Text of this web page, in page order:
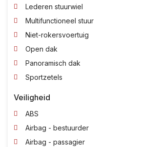
Lederen stuurwiel
Multifunctioneel stuur
Niet-rokersvoertuig
Open dak
Panoramisch dak
Sportzetels
Veiligheid
ABS
Airbag - bestuurder
Airbag - passagier